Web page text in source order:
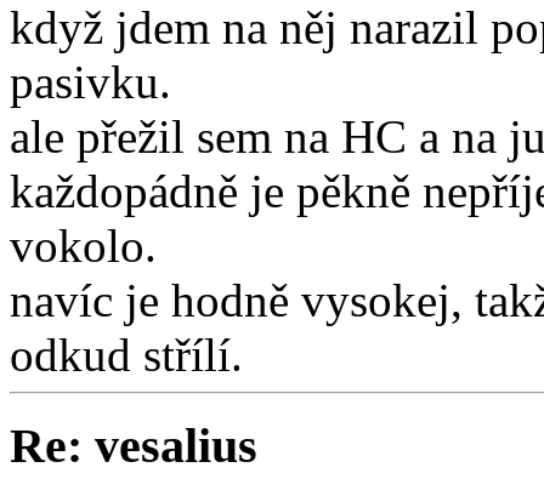
když jdem na něj narazil
pasivku.
ale přežil sem na HC a na
každopádně je pěkně
vokolo.
navíc je hodně vysokej,
odkud střílí.
Re: vesalius